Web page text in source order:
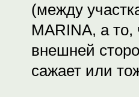
(между
MARINA, а то,
внешней
сажает или